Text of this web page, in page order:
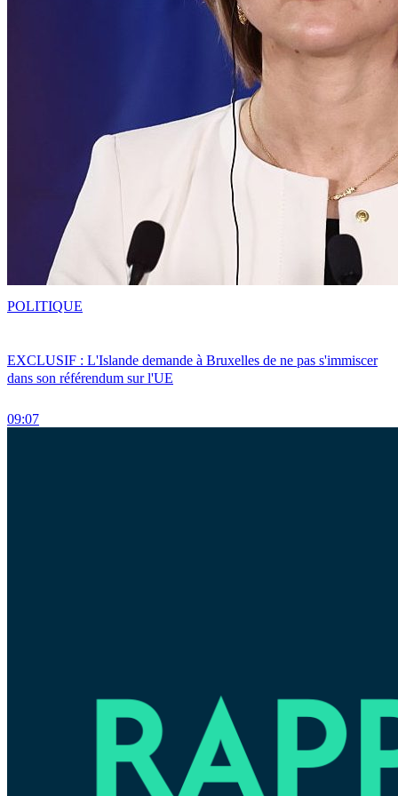
EXCLUSIF : L'Islande demande à Bruxelles de ne pas s'immiscer
dans son référendum sur l'UE
09:07
POLITIQUE